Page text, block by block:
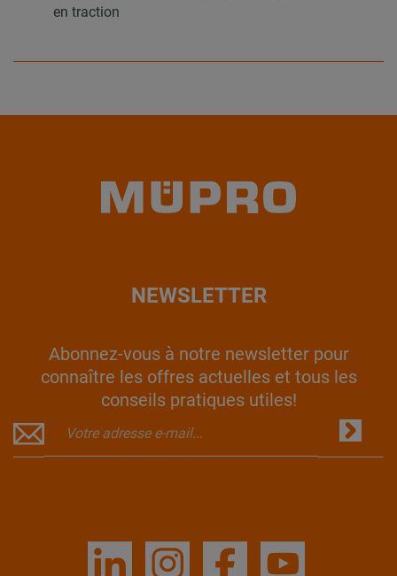
en traction
NEWSLETTER
Abonnez-vous à notre newsletter pour
connaître les offres actuelles et tous les
conseils pratiques utiles!